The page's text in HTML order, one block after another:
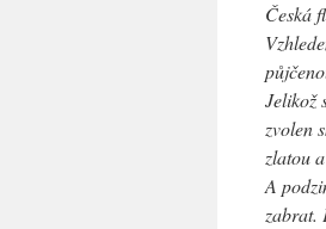
Česká
Jelikož
zvolen
zlatou
A
zabrat.